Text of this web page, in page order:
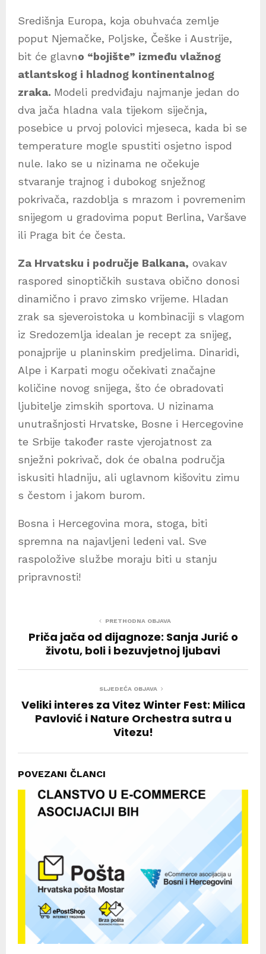
Središnja Europa, koja obuhvaća zemlje
poput Njemačke, Poljske, Češke i Austrije,
bit će glavno “bojište” između vlažnog
atlantskog i hladnog kontinentalnog
zraka. Modeli predviđaju najmanje jedan do
dva jača hladna vala tijekom siječnja,
posebice u prvoj polovici mjeseca, kada bi se
temperature mogle spustiti osjetno ispod
nule. Iako se u nizinama ne očekuje
stvaranje trajnog i dubokog snježnog
pokrivača, razdoblja s mrazom i povremenim
snijegom u gradovima poput Berlina, Varšave
ili Praga bit će česta.
Za Hrvatsku i područje Balkana, ovakav
raspored sinoptičkih sustava obično donosi
dinamično i pravo zimsko vrijeme. Hladan
zrak sa sjeveroistoka u kombinaciji s vlagom
iz Sredozemlja idealan je recept za snijeg,
ponajprije u planinskim predjelima. Dinaridi,
Alpe i Karpati mogu očekivati značajne
količine novog snijega, što će obradovati
ljubitelje zimskih sportova. U nizinama
unutrašnjosti Hrvatske, Bosne i Hercegovine
te Srbije također raste vjerojatnost za
snježni pokrivač, dok će obalna područja
iskusiti hladniju, ali uglavnom kišovitu zimu
s čestom i jakom burom.
Bosna i Hercegovina mora, stoga, biti
spremna na najavljeni ledeni val. Sve
raspoložive službe moraju biti u stanju
pripravnosti!
PRETHODNA OBJAVA
Priča jača od dijagnoze: Sanja Jurić o
životu, boli i bezuvjetnoj ljubavi
SLJEDEĆA OBJAVA
Veliki interes za Vitez Winter Fest: Milica
Pavlović i Nature Orchestra sutra u
Vitezu!
POVEZANI ČLANCI